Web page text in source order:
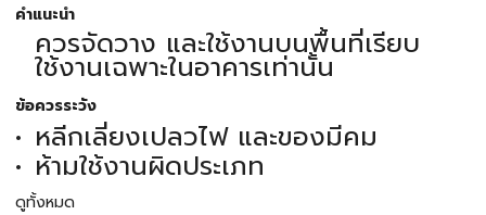
คำแนะนำ
ควรจัดวาง และใช้งานบนพื้นที่เรียบ
ใช้งานเฉพาะในอาคารเท่านั้น
ข้อควรระวัง
หลีกเลี่ยงเปลวไฟ และของมีคม
ห้ามใช้งานผิดประเภท
ดูทั้งหมด